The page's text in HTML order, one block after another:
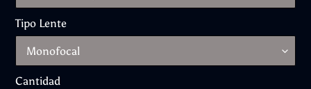
Tipo Lente
Cantidad